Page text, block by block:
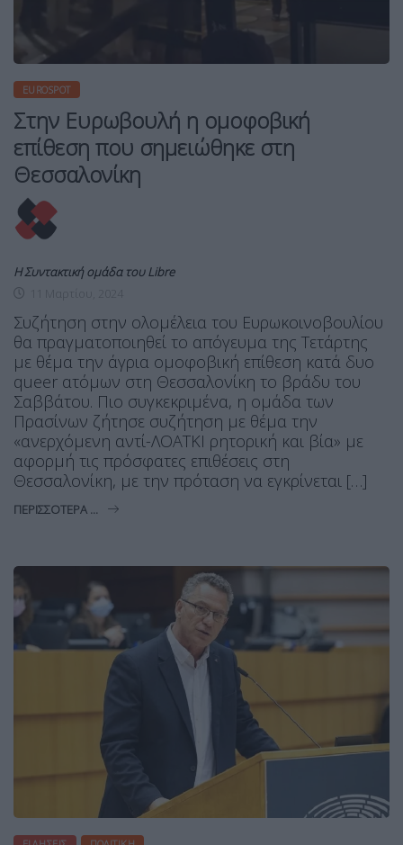
EUROSPOT
Στην Ευρωβουλή η ομοφοβική
επίθεση που σημειώθηκε στη
Θεσσαλονίκη
Η Συντακτική ομάδα του Libre
Συζήτηση στην ολομέλεια του Ευρωκοινοβουλίου
θα πραγματοποιηθεί το απόγευμα της Τετάρτης
με θέμα την άγρια ομοφοβική επίθεση κατά δυο
queer ατόμων στη Θεσσαλονίκη το βράδυ του
Σαββάτου. Πιο συγκεκριμένα, η ομάδα των
Πρασίνων ζήτησε συζήτηση με θέμα την
«ανερχόμενη αντί-ΛΟΑΤΚΙ ρητορική και βία» με
αφορμή τις πρόσφατες επιθέσεις στη
Θεσσαλονίκη, με την πρόταση να εγκρίνεται […]
ΠΕΡΙΣΣΌΤΕΡΑ ...